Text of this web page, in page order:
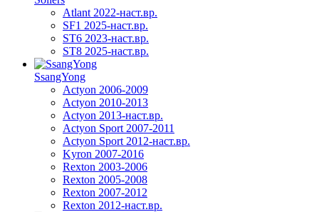
Atlant 2022-наст.вр.
SF1 2025-наст.вр.
ST6 2023-наст.вр.
ST8 2025-наст.вр.
SsangYong
Actyon 2006-2009
Actyon 2010-2013
Actyon 2013-наст.вр.
Actyon Sport 2007-2011
Actyon Sport 2012-наст.вр.
Kyron 2007-2016
Rexton 2003-2006
Rexton 2005-2008
Rexton 2007-2012
Rexton 2012-наст.вр.